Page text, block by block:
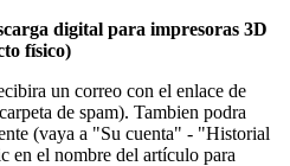
digital para impresoras 3D
físico)
un correo con el enlace de
de spam). Tambien podra
(vaya a "Su cuenta" - "Historial
en el nombre del artículo para